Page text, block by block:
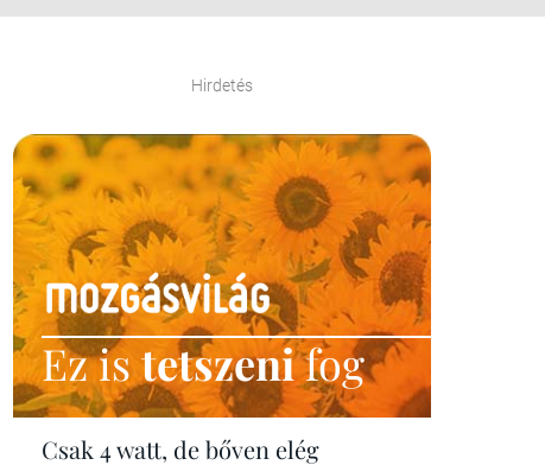
Hirdetés
Ez istetszenifog
Csak 4 watt, de bőven elég